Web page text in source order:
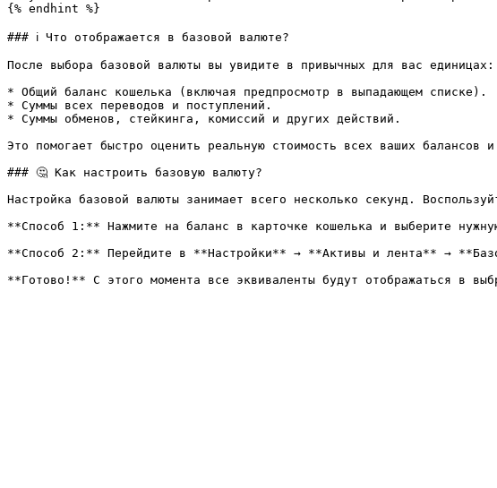
{% endhint %}
### ℹ️ Что отображается в базовой валюте?
После выбора базовой валюты вы увидите в привычных для вас единицах:
* Общий баланс кошелька (включая предпросмотр в выпадающем списке).
* Суммы всех переводов и поступлений.
* Суммы обменов, стейкинга, комиссий и других действий.
Это помогает быстро оценить реальную стоимость всех ваших балансов
### 🤔 Как настроить базовую валюту?
Настройка базовой валюты занимает всего несколько секунд.
**Способ 1:** Нажмите на баланс в карточке кошелька и выберите
**Способ 2:** Перейдите в **Настройки** → **Активы и лента** →